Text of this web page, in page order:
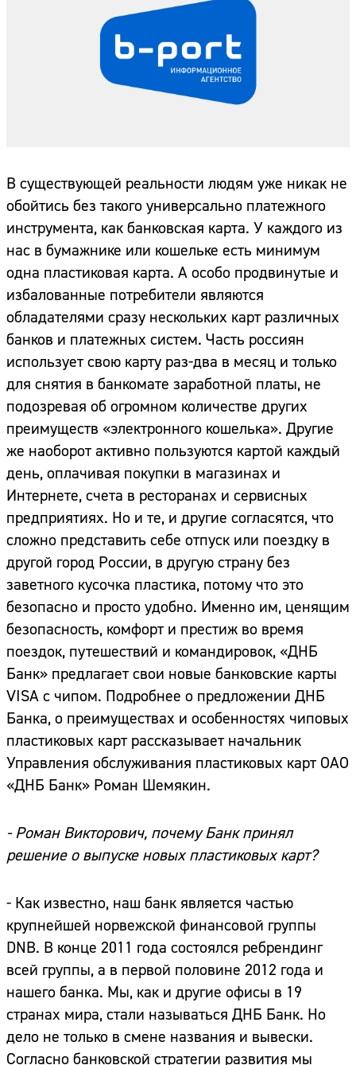
В существующей реальности людям уже никак не
обойтись без такого универсально платежного
инструмента, как банковская карта. У каждого из
нас в бумажнике или кошельке есть минимум
одна пластиковая карта. А особо продвинутые и
избалованные потребители являются
обладателями сразу нескольких карт различных
банков и платежных систем. Часть россиян
использует свою карту раз-два в месяц и только
для снятия в банкомате заработной платы, не
подозревая об огромном количестве других
преимуществ «электронного кошелька». Другие
же наоборот активно пользуются картой каждый
день, оплачивая покупки в магазинах и
Интернете, счета в ресторанах и сервисных
предприятиях. Но и те, и другие согласятся, что
сложно представить себе отпуск или поездку в
другой город России, в другую страну без
заветного кусочка пластика, потому что это
безопасно и просто удобно. Именно им, ценящим
безопасность, комфорт и престиж во время
поездок, путешествий и командировок, «ДНБ
Банк» предлагает свои новые банковские карты
VISA с чипом. Подробнее о предложении ДНБ
Банка, о преимуществах и особенностях чиповых
пластиковых карт рассказывает начальник
Управления обслуживания пластиковых карт ОАО
«ДНБ Банк» Роман Шемякин.
- Роман Викторович, почему Банк принял
решение о выпуске новых пластиковых карт?
- Как известно, наш банк является частью
крупнейшей норвежской финансовой группы
DNB. В конце 2011 года состоялся ребрендинг
всей группы, а в первой половине 2012 года и
нашего банка. Мы, как и другие офисы в 19
странах мира, стали называться ДНБ Банк. Но
дело не только в смене названия и вывески.
Согласно банковской стратегии развития мы